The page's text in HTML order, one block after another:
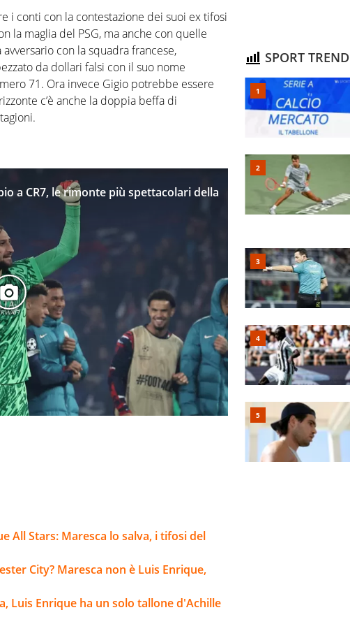
i conti con la contestazione dei suoi ex tifosi
la maglia del PSG, ma anche con quelle
con la squadra francese,
da dollari falsi con il suo nome
71. Ora invece Gigio potrebbe essere
c’è anche la doppia beffa di
a CR7, le rimonte più spettacolari della
All Stars: Maresca lo salva, i tifosi del
City? Maresca non è Luis Enrique,
Luis Enrique ha un solo tallone d'Achille
SPORT TREND